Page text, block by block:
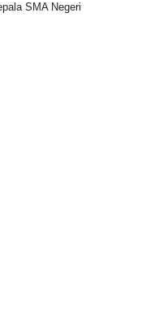
SMA Negeri